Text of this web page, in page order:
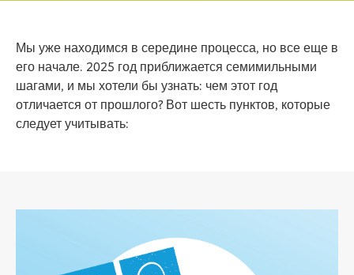
Мы уже находимся в середине процесса, но все еще в
его начале. 2025 год приближается семимильными
шагами, и мы хотели бы узнать: чем этот год
отличается от прошлого? Вот шесть пунктов, которые
следует учитывать: